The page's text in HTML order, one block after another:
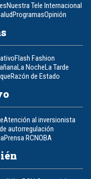
Nuestra Tele Internacional
ProgramasOpinión
Flash Fashion
La NocheLa Tarde
Razón de Estado
Atención al inversionista
autorregulación
Prensa RCNOBA